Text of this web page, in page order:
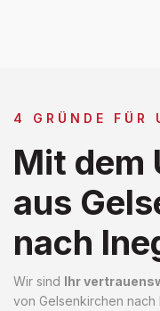
4 GRÜNDE FÜR
Mit dem
aus
nach
Wir sind Ihr
von Gelsenkirchen